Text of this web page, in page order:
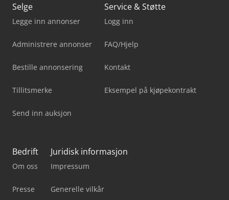
Selge
Legge inn annonser
Administrere annonser
Bestille annonsering
Tillitsmerke
Send inn auksjon
Service & Støtte
Logg inn
FAQ/Hjelp
Kontakt
Eksempel på kjøpekontrakt
Bedrift
Om oss
Presse
Juridisk informasjon
Impressum
Generelle vilkår